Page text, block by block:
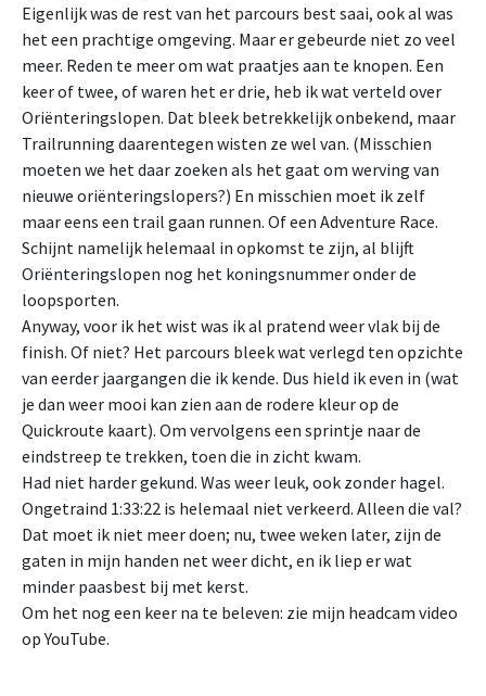
Eigenlijk was de rest van het parcours best saai, ook al was
het een prachtige omgeving. Maar er gebeurde niet zo veel
meer. Reden te meer om wat praatjes aan te knopen. Een
keer of twee, of waren het er drie, heb ik wat verteld over
Oriënteringslopen. Dat bleek betrekkelijk onbekend, maar
Trailrunning daarentegen wisten ze wel van. (Misschien
moeten we het daar zoeken als het gaat om werving van
nieuwe oriënteringslopers?) En misschien moet ik zelf
maar eens een trail gaan runnen. Of een Adventure Race.
Schijnt namelijk helemaal in opkomst te zijn, al blijft
Oriënteringslopen nog het koningsnummer onder de
loopsporten.
Anyway, voor ik het wist was ik al pratend weer vlak bij de
finish. Of niet? Het parcours bleek wat verlegd ten opzichte
van eerder jaargangen die ik kende. Dus hield ik even in (wat
je dan weer mooi kan zien aan de rodere kleur op de
Quickroute kaart). Om vervolgens een sprintje naar de
eindstreep te trekken, toen die in zicht kwam.
Had niet harder gekund. Was weer leuk, ook zonder hagel.
Ongetraind 1:33:22 is helemaal niet verkeerd. Alleen die val?
Dat moet ik niet meer doen; nu, twee weken later, zijn de
gaten in mijn handen net weer dicht, en ik liep er wat
minder paasbest bij met kerst.
Om het nog een keer na te beleven: zie mijn headcam video
op YouTube.